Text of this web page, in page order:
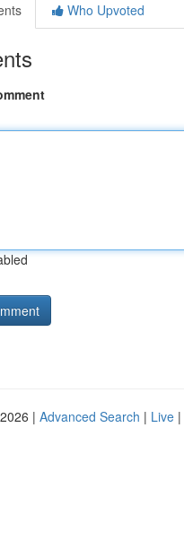
Who Upvoted
| Advanced Search | Live |